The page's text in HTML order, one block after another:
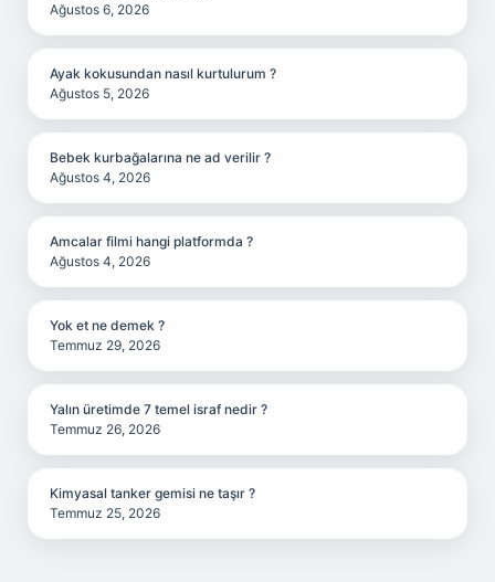
Ağustos 6, 2026
Ayak kokusundan nasıl kurtulurum ?
Ağustos 5, 2026
Bebek kurbağalarına ne ad verilir ?
Ağustos 4, 2026
Amcalar filmi hangi platformda ?
Ağustos 4, 2026
Yok et ne demek ?
Temmuz 29, 2026
Yalın üretimde 7 temel israf nedir ?
Temmuz 26, 2026
Kimyasal tanker gemisi ne taşır ?
Temmuz 25, 2026